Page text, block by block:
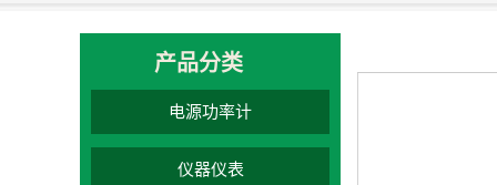
产品分类
电源功率计
仪器仪表